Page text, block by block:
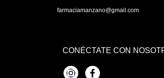
farmaciamanzano@gmail.com
CONÉCTATE CON